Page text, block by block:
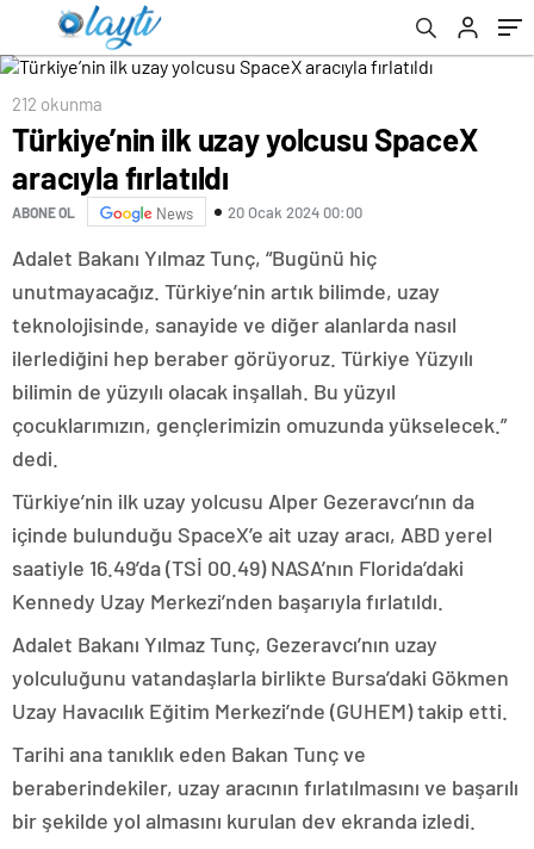
212 okunma
Türkiye’nin ilk uzay yolcusu SpaceX
aracıyla fırlatıldı
ABONE OL News 20 Ocak 2024 00:00
Adalet Bakanı Yılmaz Tunç, “Bugünü hiç
unutmayacağız. Türkiye’nin artık bilimde, uzay
teknolojisinde, sanayide ve diğer alanlarda nasıl
ilerlediğini hep beraber görüyoruz. Türkiye Yüzyılı
bilimin de yüzyılı olacak inşallah. Bu yüzyıl
çocuklarımızın, gençlerimizin omuzunda yükselecek.”
dedi.
Türkiye’nin ilk uzay yolcusu Alper Gezeravcı’nın da
içinde bulunduğu SpaceX’e ait uzay aracı, ABD yerel
saatiyle 16.49’da (TSİ 00.49) NASA’nın Florida’daki
Kennedy Uzay Merkezi’nden başarıyla fırlatıldı.
Adalet Bakanı Yılmaz Tunç, Gezeravcı’nın uzay
yolculuğunu vatandaşlarla birlikte Bursa’daki Gökmen
Uzay Havacılık Eğitim Merkezi’nde (GUHEM) takip etti.
Tarihi ana tanıklık eden Bakan Tunç ve
beraberindekiler, uzay aracının fırlatılmasını ve başarılı
bir şekilde yol almasını kurulan dev ekranda izledi.